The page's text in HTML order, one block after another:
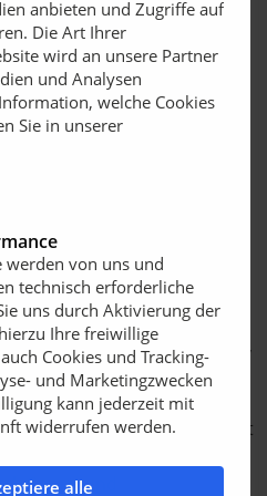
es, das „Therapie- und
der Nutzergruppe zu
Grenzen gesetzt:
(z. B. Bänke,
und die richtige
sollten Pergolen
installiert werden.
Elemente auch für die
für Dachgärten auf
Egal ob als Brunnen,
Vogelbecken, dient
Außerdem erstellt es ein
die Pflanzen und zieht damit
sich positiv auf die
Sport- und
anbieten und Zugriffe auf
Die Art Ihrer
wird an unsere Partner
und Analysen
welche Cookies
Sie in unserer
werden von uns und
technisch erforderliche
uns durch Aktivierung der
Ihre freiwillige
Cookies und Tracking-
und Marketingzwecken
kann jederzeit mit
widerrufen werden.
alle